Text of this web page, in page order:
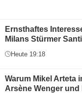
Ernsthaftes
Milans Stürmer
Heute 19:18
Warum Mikel Arteta
Arsène Wenger